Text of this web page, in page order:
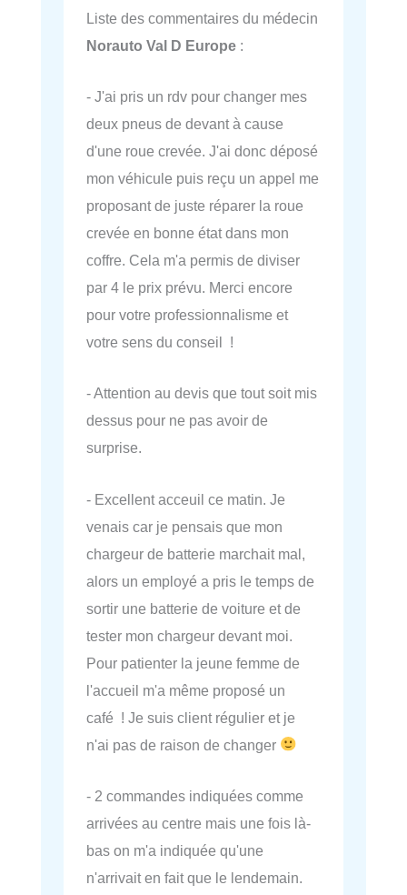
Liste des commentaires du médecin
Norauto Val D Europe :
- J'ai pris un rdv pour changer mes
deux pneus de devant à cause
d'une roue crevée. J'ai donc déposé
mon véhicule puis reçu un appel me
proposant de juste réparer la roue
crevée en bonne état dans mon
coffre. Cela m'a permis de diviser
par 4 le prix prévu. Merci encore
pour votre professionnalisme et
votre sens du conseil !
- Attention au devis que tout soit mis
dessus pour ne pas avoir de
surprise.
- Excellent acceuil ce matin. Je
venais car je pensais que mon
chargeur de batterie marchait mal,
alors un employé a pris le temps de
sortir une batterie de voiture et de
tester mon chargeur devant moi.
Pour patienter la jeune femme de
l'accueil m'a même proposé un
café ! Je suis client régulier et je
n'ai pas de raison de changer
- 2 commandes indiquées comme
arrivées au centre mais une fois là-
bas on m'a indiquée qu'une
n'arrivait en fait que le lendemain.